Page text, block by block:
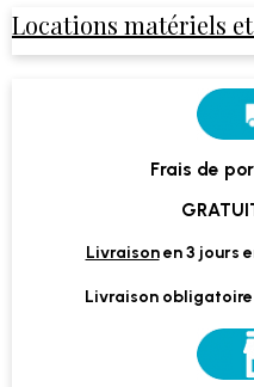
Locations matériels
Frais de
Livraisonen 3 jours
Livraison